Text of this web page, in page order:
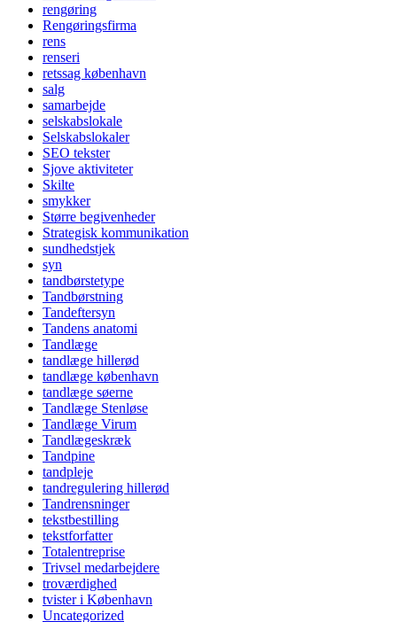
rengøring
Rengøringsfirma
rens
renseri
retssag københavn
salg
samarbejde
selskabslokale
Selskabslokaler
SEO tekster
Sjove aktiviteter
Skilte
smykker
Større begivenheder
Strategisk kommunikation
sundhedstjek
syn
tandbørstetype
Tandbørstning
Tandeftersyn
Tandens anatomi
Tandlæge
tandlæge hillerød
tandlæge københavn
tandlæge søerne
Tandlæge Stenløse
Tandlæge Virum
Tandlægeskræk
Tandpine
tandpleje
tandregulering hillerød
Tandrensninger
tekstbestilling
tekstforfatter
Totalentreprise
Trivsel medarbejdere
troværdighed
tvister i København
Uncategorized